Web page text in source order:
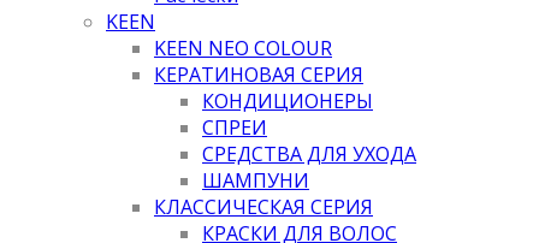
KEEN
KEEN NEO COLOUR
КЕРАТИНОВАЯ СЕРИЯ
КОНДИЦИОНЕРЫ
СПРЕИ
СРЕДСТВА ДЛЯ УХОДА
ШАМПУНИ
КЛАССИЧЕСКАЯ СЕРИЯ
КРАСКИ ДЛЯ ВОЛОС